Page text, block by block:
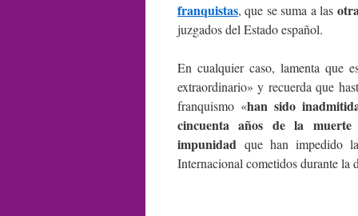
franquistas, que se suma a las
juzgados del Estado español.
En cualquier caso, lamenta que
extraordinario» y recuerda que
franquismo «han sido
cincuenta años de la
impunidad que han impedido
Internacional cometidos durante la